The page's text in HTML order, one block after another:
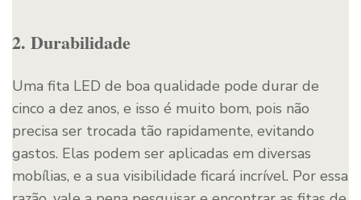
2. Durabilidade
Uma fita LED de boa qualidade pode durar de
cinco a dez anos, e isso é muito bom, pois não
precisa ser trocada tão rapidamente, evitando
gastos. Elas podem ser aplicadas em diversas
mobílias, e a sua visibilidade ficará incrível. Por essa